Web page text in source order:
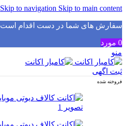
Skip to navigation Skip to main content
سفارش های شما در دست اقدام است
0 مورد
منو
ثبت اگهی
فروخته شده